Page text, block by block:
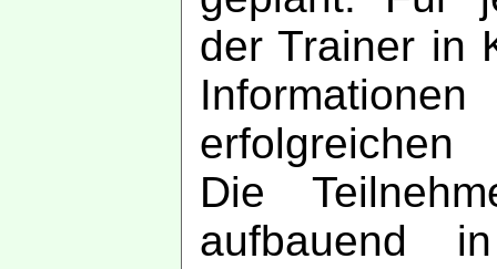
der Trainer in
erfolgreichen
Die
aufbauend